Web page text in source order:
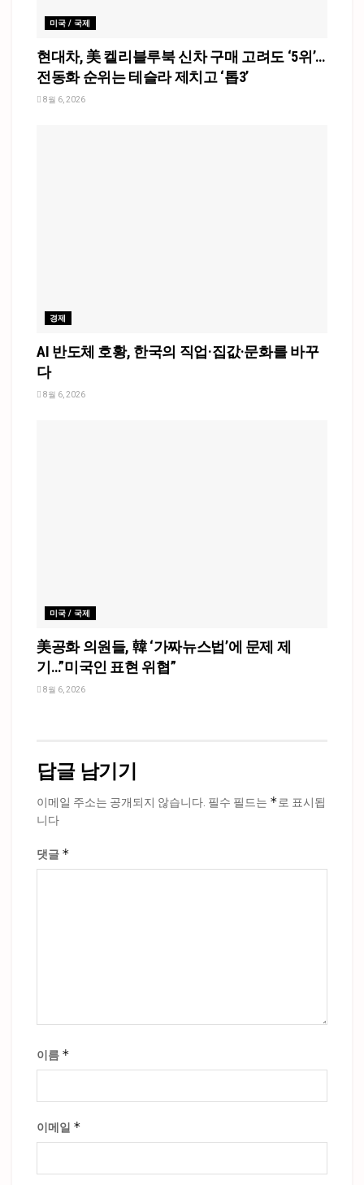
미국 / 국제
현대차, 美 켈리블루북 신차 구매 고려도 ‘5위’…
전동화 순위는 테슬라 제치고 ‘톱3’
8월 6, 2026
경제
AI 반도체 호황, 한국의 직업·집값·문화를 바꾸
다
8월 6, 2026
미국 / 국제
美공화 의원들, 韓 ‘가짜뉴스법’에 문제 제
기…”미국인 표현 위협”
8월 6, 2026
답글 남기기
이메일 주소는 공개되지 않습니다. 필수 필드는 *로 표시됩
니다
댓글 *
이름 *
이메일 *